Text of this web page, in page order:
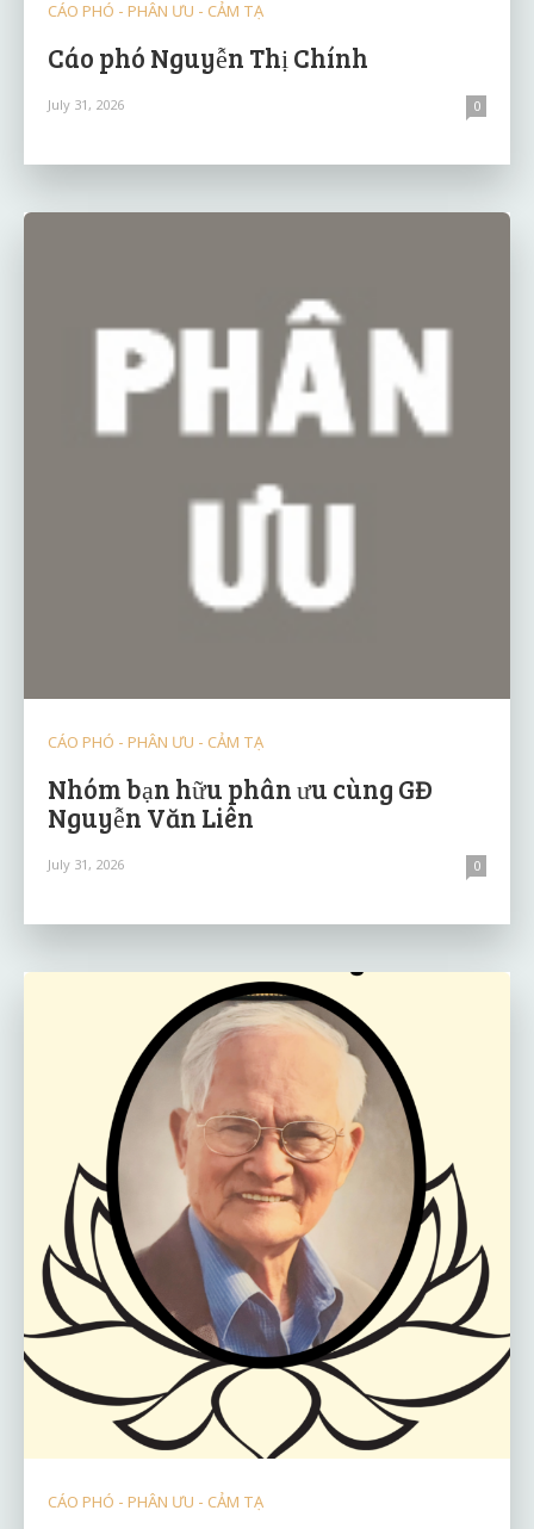
CÁO PHÓ - PHÂN ƯU - CẢM TẠ
Cáo phó Nguyễn Thị Chính
July 31, 2026 0
CÁO PHÓ - PHÂN ƯU - CẢM TẠ
Nhóm bạn hữu phân ưu cùng GĐ
Nguyễn Văn Liên
July 31, 2026 0
CÁO PHÓ - PHÂN ƯU - CẢM TẠ